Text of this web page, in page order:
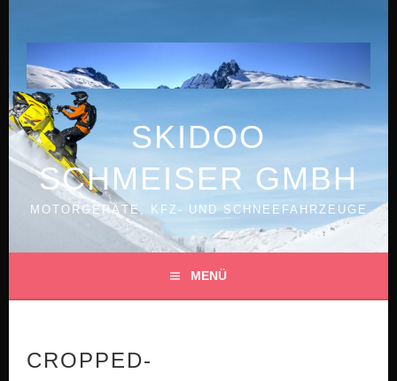
SKIDOO
SCHMEISER GMBH
MOTORGERÄTE, KFZ- UND SCHNEEFAHRZEUGE
MENÜ
CROPPED-